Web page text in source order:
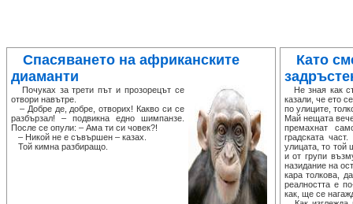
Спасяването на африканските
диаманти
Почуках за трети път и прозорецът се
отвори навътре.
– Добре де, добре, отворих! Какво си се
разбързал! – подвикна едно шимпанзе.
После се опули: – Ама ти си човек?!
– Никой не е съвършен – казах.
Той кимна разбиращо.
Като
Не зная как
казали, че ето
по улиците,
Май нещата
премахнат
градската
улицата, то той
и от групи
назидание на
кара толкова,
реалността е
как, ще се